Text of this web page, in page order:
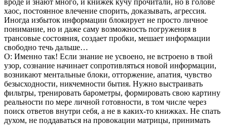
хаос, постоянное влечение спорить, доказывать, агрессия.
Иногда избыток информации блокирует не просто личное
понимание, но и даже саму возможность погружения в
трансовые состояния, создает пробки, мешает информации
свободно течь дальше…
О: Именно так! Если знание не усвоено, не встроено в твой
узор, сознание начинает сопротивляться новой информации,
возникают ментальные блоки, отторжение, апатия, чувство
безысходности, никчемности бытия. Нужно выстраивать
фильтры, тренировать барометры, формировать свою картину
реальности по мере личной готовности, в том числе через
поиск ответов внутри себя, а не в каких-то книжках. Не спать
духом, не поддаваться на провокации матрицы, принимать